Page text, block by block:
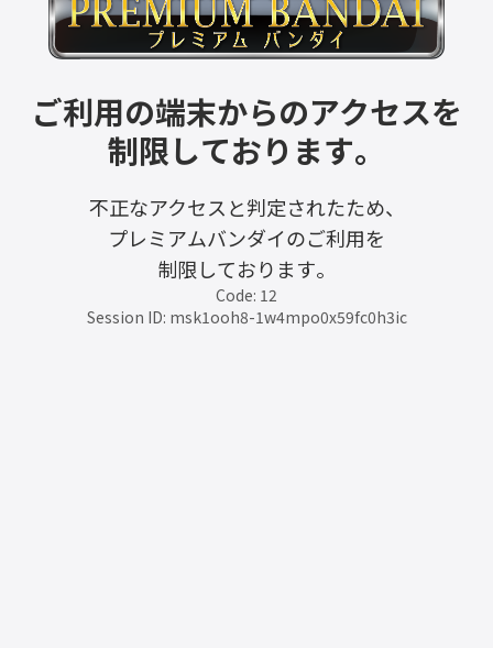
ご利用の端末からのアクセスを
制限しております。
不正なアクセスと判定されたため、
プレミアムバンダイのご利用を
制限しております。
Code: 12
Session ID: msk1ooh8-1w4mpo0x59fc0h3ic